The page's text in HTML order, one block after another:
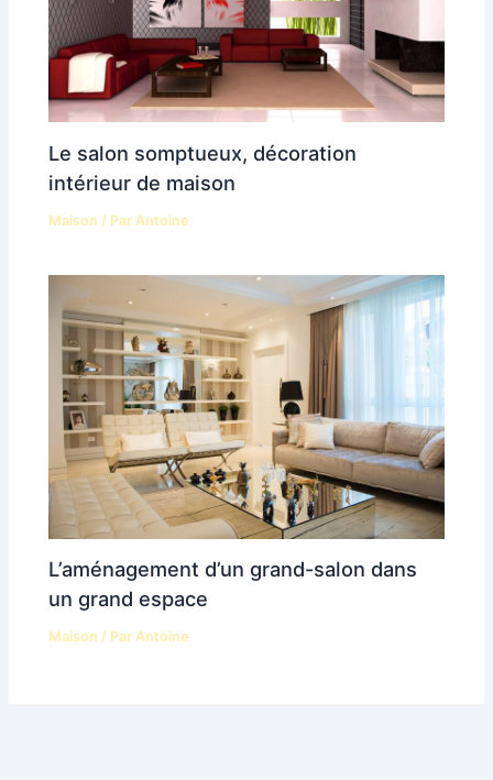
Le salon somptueux, décoration
intérieur de maison
Maison / Par Antoine
L’aménagement d’un grand-salon dans
un grand espace
Maison / ParAntoine